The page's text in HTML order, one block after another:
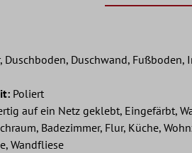
Duschboden, Duschwand, Fußboden,
Poliert
auf ein Netz geklebt, Eingefärbt,
Badezimmer, Flur, Küche,
Wandfliese